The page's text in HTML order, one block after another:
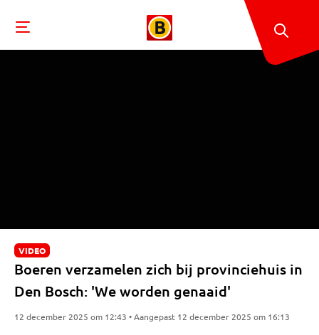
VIDEO
Boeren verzamelen zich bij provinciehuis in
Den Bosch: 'We worden genaaid'
12 december 2025 om 12:43 • Aangepast 12 december 2025 om 16:13